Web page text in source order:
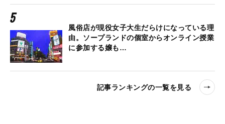
風俗店が現役女子大生だらけになっている理
由。ソープランドの個室からオンライン授業
に参加する嬢も…
記事ランキングの一覧を見る